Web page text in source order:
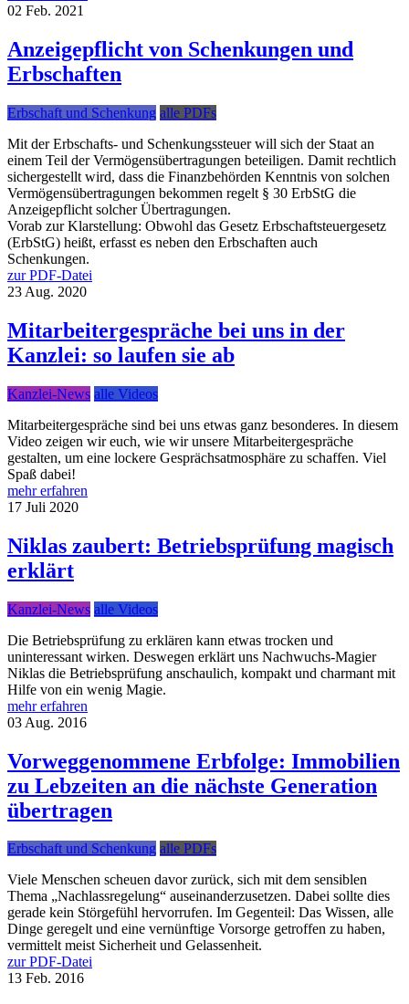
02 Feb. 2021
Anzeigepflicht von Schenkungen und
Erbschaften
Erbschaft und Schenkung alle PDFs
Mit der Erbschafts- und Schenkungssteuer will sich der Staat an
einem Teil der Vermögensübertragungen beteiligen. Damit rechtlich
sichergestellt wird, dass die Finanzbehörden Kenntnis von solchen
Vermögensübertragungen bekommen regelt § 30 ErbStG die
Anzeigepflicht solcher Übertragungen.
Vorab zur Klarstellung: Obwohl das Gesetz Erbschaftsteuergesetz
(ErbStG) heißt, erfasst es neben den Erbschaften auch
Schenkungen.
zur PDF-Datei
23 Aug. 2020
Mitarbeitergespräche bei uns in der
Kanzlei: so laufen sie ab
Kanzlei-News alle Videos
Mitarbeitergespräche sind bei uns etwas ganz besonderes. In diesem
Video zeigen wir euch, wie wir unsere Mitarbeitergespräche
gestalten, um eine lockere Gesprächsatmosphäre zu schaffen. Viel
Spaß dabei!
mehr erfahren
17 Juli 2020
Niklas zaubert: Betriebsprüfung magisch
erklärt
Kanzlei-News alle Videos
Die Betriebsprüfung zu erklären kann etwas trocken und
uninteressant wirken. Deswegen erklärt uns Nachwuchs-Magier
Niklas die Betriebsprüfung anschaulich, kompakt und charmant mit
Hilfe von ein wenig Magie.
mehr erfahren
03 Aug. 2016
Vorweggenommene Erbfolge: Immobilien
zu Lebzeiten an die nächste Generation
übertragen
Erbschaft und Schenkung alle PDFs
Viele Menschen scheuen davor zurück, sich mit dem sensiblen
Thema „Nachlassregelung“ auseinanderzusetzen. Dabei sollte dies
gerade kein Störgefühl hervorrufen. Im Gegenteil: Das Wissen, alle
Dinge geregelt und eine vernünftige Vorsorge getroffen zu haben,
vermittelt meist Sicherheit und Gelassenheit.
zur PDF-Datei
13 Feb. 2016